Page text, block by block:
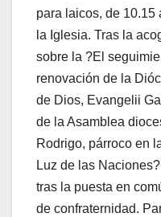
para laicos, de 10.15
la Iglesia. Tras la
sobre la ?El
renovación de la
de Dios, Evangelii
de la Asamblea
Rodrigo, párroco en
Luz de las
tras la puesta en
de confraternidad.